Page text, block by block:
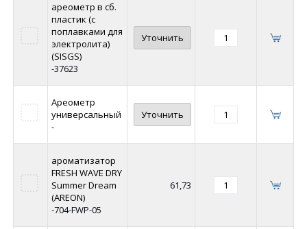
ареометр в сб.
пластик (с
поплавками для
электролита)
(SISGS)
-37623
Уточнить
Ареометр
универсальный
-
Уточнить
ароматизатор
FRESH WAVE DRY
Summer Dream
(AREON)
-704-FWP-05
61,73